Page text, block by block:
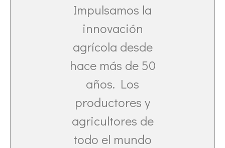
Impulsamos la
innovación
agrícola desde
hace más de 50
años. Los
productores y
agricultores de
todo el mundo